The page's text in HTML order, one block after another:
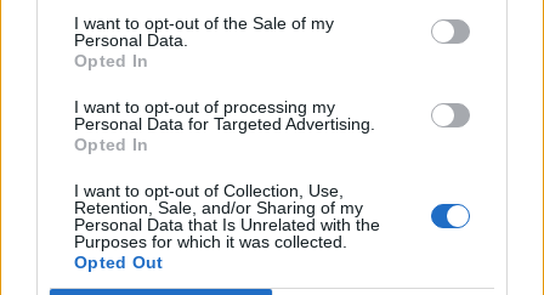
I want to opt-out of the Sale of my
Personal Data.
Opted In
I want to opt-out of processing my
Personal Data for Targeted Advertising.
Opted In
I want to opt-out of Collection, Use,
Retention, Sale, and/or Sharing of my
Personal Data that Is Unrelated with the
Purposes for which it was collected.
Opted Out
Classic
Riepilogo stagione
Entrato 2 - 11
Squalificato
Infortunato